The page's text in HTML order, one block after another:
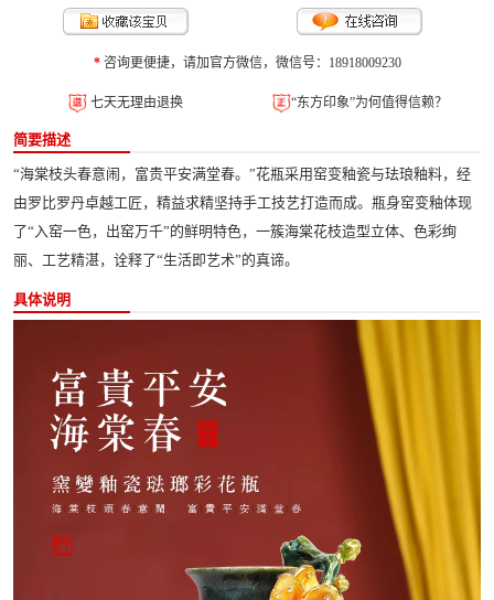
*咨询更便捷，请加官方微信，微信号：18918009230
七天无理由退换 “东方印象”为何值得信赖？
简要描述
“海棠枝头春意闹，富贵平安满堂春。”花瓶采用窑变釉瓷与珐琅釉料，经
由罗比罗丹卓越工匠，精益求精坚持手工技艺打造而成。瓶身窑变釉体现
了“入窑一色，出窑万千”的鲜明特色，一簇海棠花枝造型立体、色彩绚
丽、工艺精湛，诠释了“生活即艺术”的真谛。
具体说明